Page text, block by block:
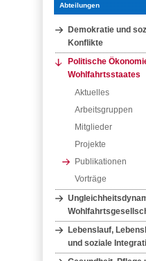
Abteilungen
Demokratie und
Konflikte
Politische
Wohlfahrtsstaates
Aktuelles
Arbeitsgruppen
Mitglieder
Projekte
Publikationen
Vorträge
Lebenslauf,
und soziale